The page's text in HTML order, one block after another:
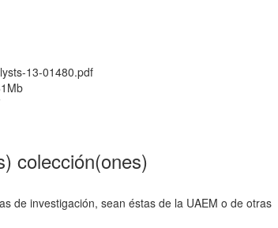
13-01480.pdf
colección(ones)
de investigación, sean éstas de la UAEM o de otras